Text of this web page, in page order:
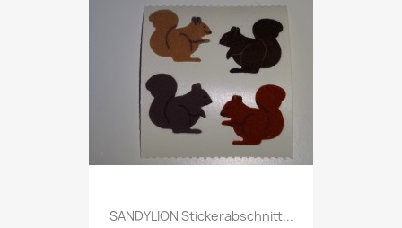
SANDYLION Stickerabschnitt...